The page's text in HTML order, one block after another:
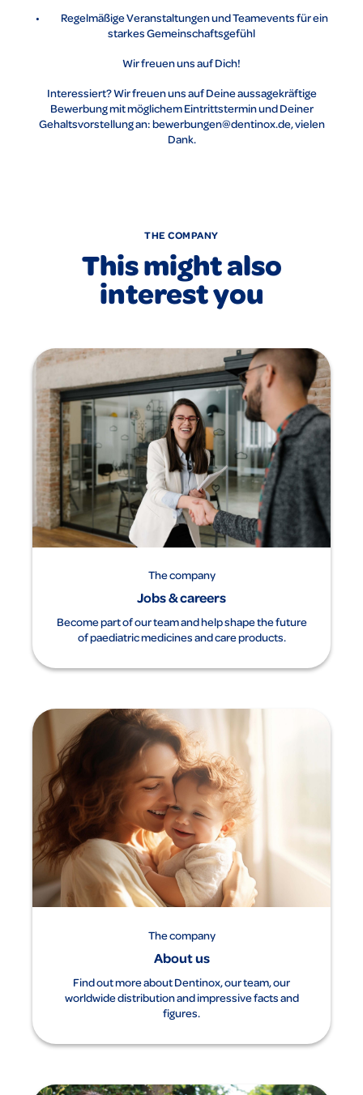
• Regelmäßige Veranstaltungen und Teamevents für ein
starkes Gemeinschaftsgefühl
Wir freuen uns auf Dich!
Interessiert? Wir freuen uns auf Deine aussagekräftige
Bewerbung mit möglichem Eintrittstermin und Deiner
Gehaltsvorstellung an: bewerbungen@dentinox.de, vielen
Dank.
THE COMPANY
This might also
interest you
The company
Jobs & careers
Become part of our team and help shape the future
of paediatric medicines and care products.
The company
About us
Find out more about Dentinox, our team, our
worldwide distribution and impressive facts and
figures.